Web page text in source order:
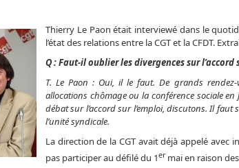
Thierry Le Paon était interviewé dans le
l’état des relations entre la CGT et la CFDT.
Q : Faut-il oublier les divergences sur l’accord
T. Le Paon : Oui, il le faut. De grands
allocations chômage ou la conférence sociale
débat sur l’accord sur l’emploi, discutons. Il faut
l’unité syndicale.
La direction de la CGT avait déjà appelé avec
pas participer au défilé du 1ermai en raison